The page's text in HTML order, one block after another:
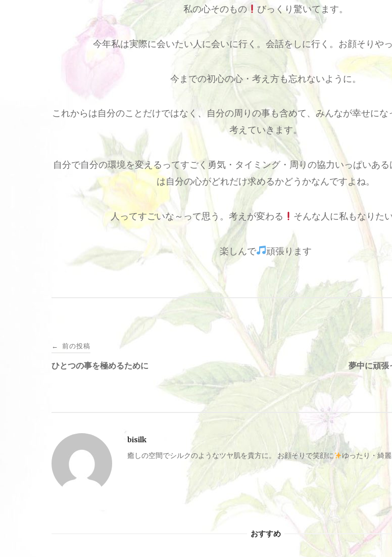
私の心そのもの びっくり驚いてます。
今年私は実際に会いたい人に会いに行く。会話をしに行く。お顔そりやっ
今までの初心の心・考え方も忘れないように。
これからは自分のことだけではなく、自分の周りの事も含めて、みんなが幸せに
考えていきます。
自分で自分の環境を変えるってすごく勇気・タイミング・周りの協力いっぱいあ
は自分の心がどれだけ求めるかどうかなんですよね。
人ってすごいな～って思う。考えが変わる そんな人に私もなりた
楽しんで 頑張ります
投
稿
ゲ
ー
← 前の投稿
ひとつの事を極めるために 夢中に頑張
bisilk
癒しの空間でシルクのようなツヤ肌を貴方に。 お顔そりで笑顔に
ゆったり・綺
おすすめ